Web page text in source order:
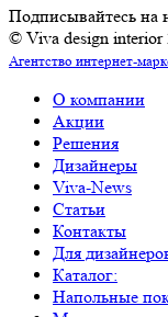
Подписывайтесь на
© Viva design interior
Агентство интернет-
О компании
Акции
Решения
Дизайнеры
Viva-News
Статьи
Контакты
Для
Каталог:
Напольные